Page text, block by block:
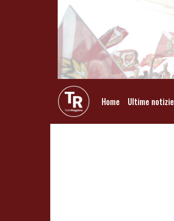
Home Ultime notizie